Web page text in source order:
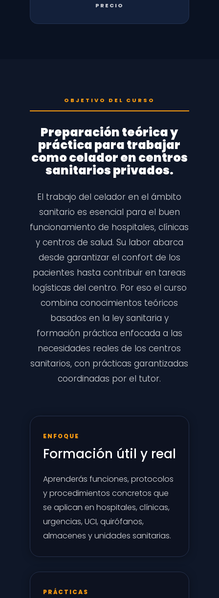
PRECIO
OBJETIVO DEL CURSO
Preparación teórica y
práctica para trabajar
como celador en centros
sanitarios privados.
El trabajo del celador en el ámbito
sanitario es esencial para el buen
funcionamiento de hospitales, clínicas
y centros de salud. Su labor abarca
desde garantizar el confort de los
pacientes hasta contribuir en tareas
logísticas del centro. Por eso el curso
combina conocimientos teóricos
basados en la ley sanitaria y
formación práctica enfocada a las
necesidades reales de los centros
sanitarios, con prácticas garantizadas
coordinadas por el tutor.
ENFOQUE
Formación útil y real
Aprenderás funciones, protocolos
y procedimientos concretos que
se aplican en hospitales, clínicas,
urgencias, UCI, quirófanos,
almacenes y unidades sanitarias.
PRÁCTICAS